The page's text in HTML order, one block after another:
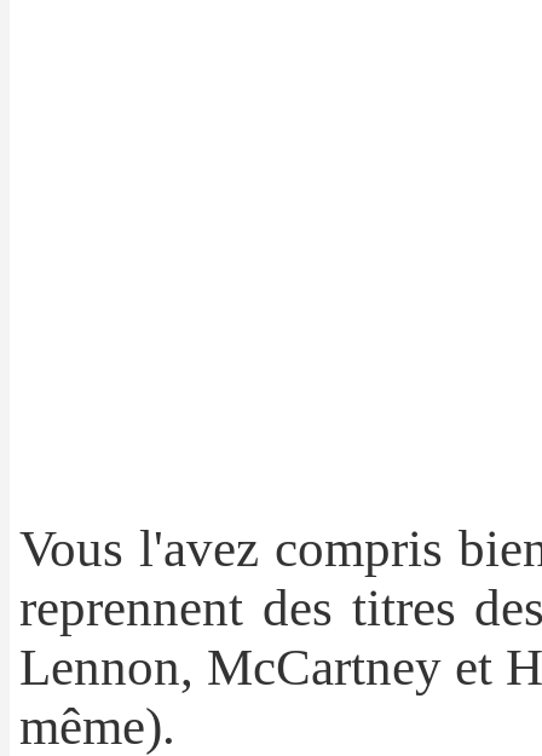
Vous l'avez compris
reprennent des titres
Lennon, McCartney et
même).